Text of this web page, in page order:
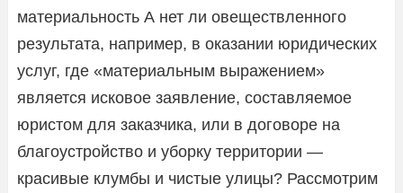
материальность А нет ли овеществленного
результата, например, в оказании юридических
услуг, где «материальным выражением»
является исковое заявление, составляемое
юристом для заказчика, или в договоре на
благоустройство и уборку территории —
красивые клумбы и чистые улицы? Рассмотрим